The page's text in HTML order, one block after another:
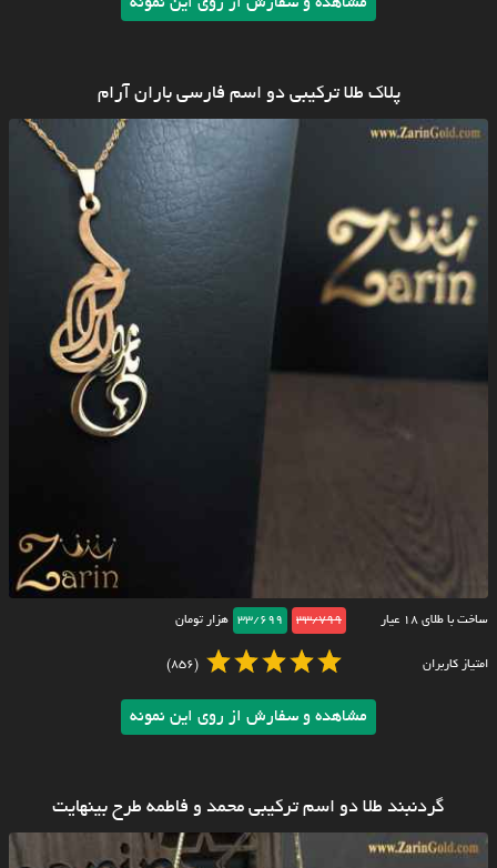
پلاک طلا ترکیبی دو اسم فارسی باران آرام
ساخت با طلای ۱۸ عیار 33/799
33/699 هزار تومان
امتیاز کاربران (856)
مشاهده و سفارش از روی این نمونه
گردنبند طلا دو اسم ترکیبی محمد و فاطمه طرح بینهایت